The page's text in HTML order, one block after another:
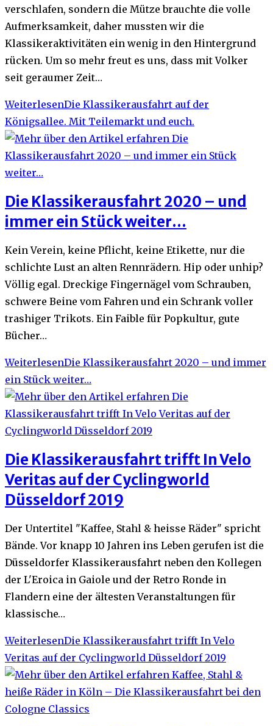
verschlafen, sondern die Mütze brauchte die volle
Aufmerksamkeit, daher mussten wir die
Klassikeraktivitäten ein wenig in den Hintergrund
rücken. Um so mehr freut es uns, dass mit Volker
seit geraumer Zeit…
WeiterlesenDie Klassikerausfahrt auf der
Königsallee. Mit Teilemarkt und euch.
Die Klassikerausfahrt 2020 – und
immer ein Stück weiter…
Kein Verein, keine Pflicht, keine Etikette, nur die
schlichte Lust an alten Rennrädern. Hip oder unhip?
Völlig egal. Dreckige Fingernägel vom Schrauben,
schwere Beine vom Fahren und ein Schrank voller
trashiger Trikots. Ein Faible für Popkultur, gute
Bücher…
WeiterlesenDie Klassikerausfahrt 2020 – und immer
ein Stück weiter…
Die Klassikerausfahrt trifft In Velo
Veritas auf der Cyclingworld
Düsseldorf 2019
Der Untertitel "Kaffee, Stahl & heisse Räder" spricht
Bände. Vor knapp 10 Jahren ins Leben gerufen ist die
Düsseldorfer Klassikerausfahrt neben den Kollegen
der L'Eroica in Gaiole und der Retro Ronde in
Flandern eine der ältesten Veranstaltungen für
klassische…
WeiterlesenDie Klassikerausfahrt trifft In Velo
Veritas auf der Cyclingworld Düsseldorf 2019